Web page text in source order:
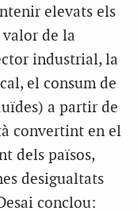
elevats els
valor de la
industrial, la
el consum de
a partir de
convertint en el
dels països,
desigualtats
conclou: